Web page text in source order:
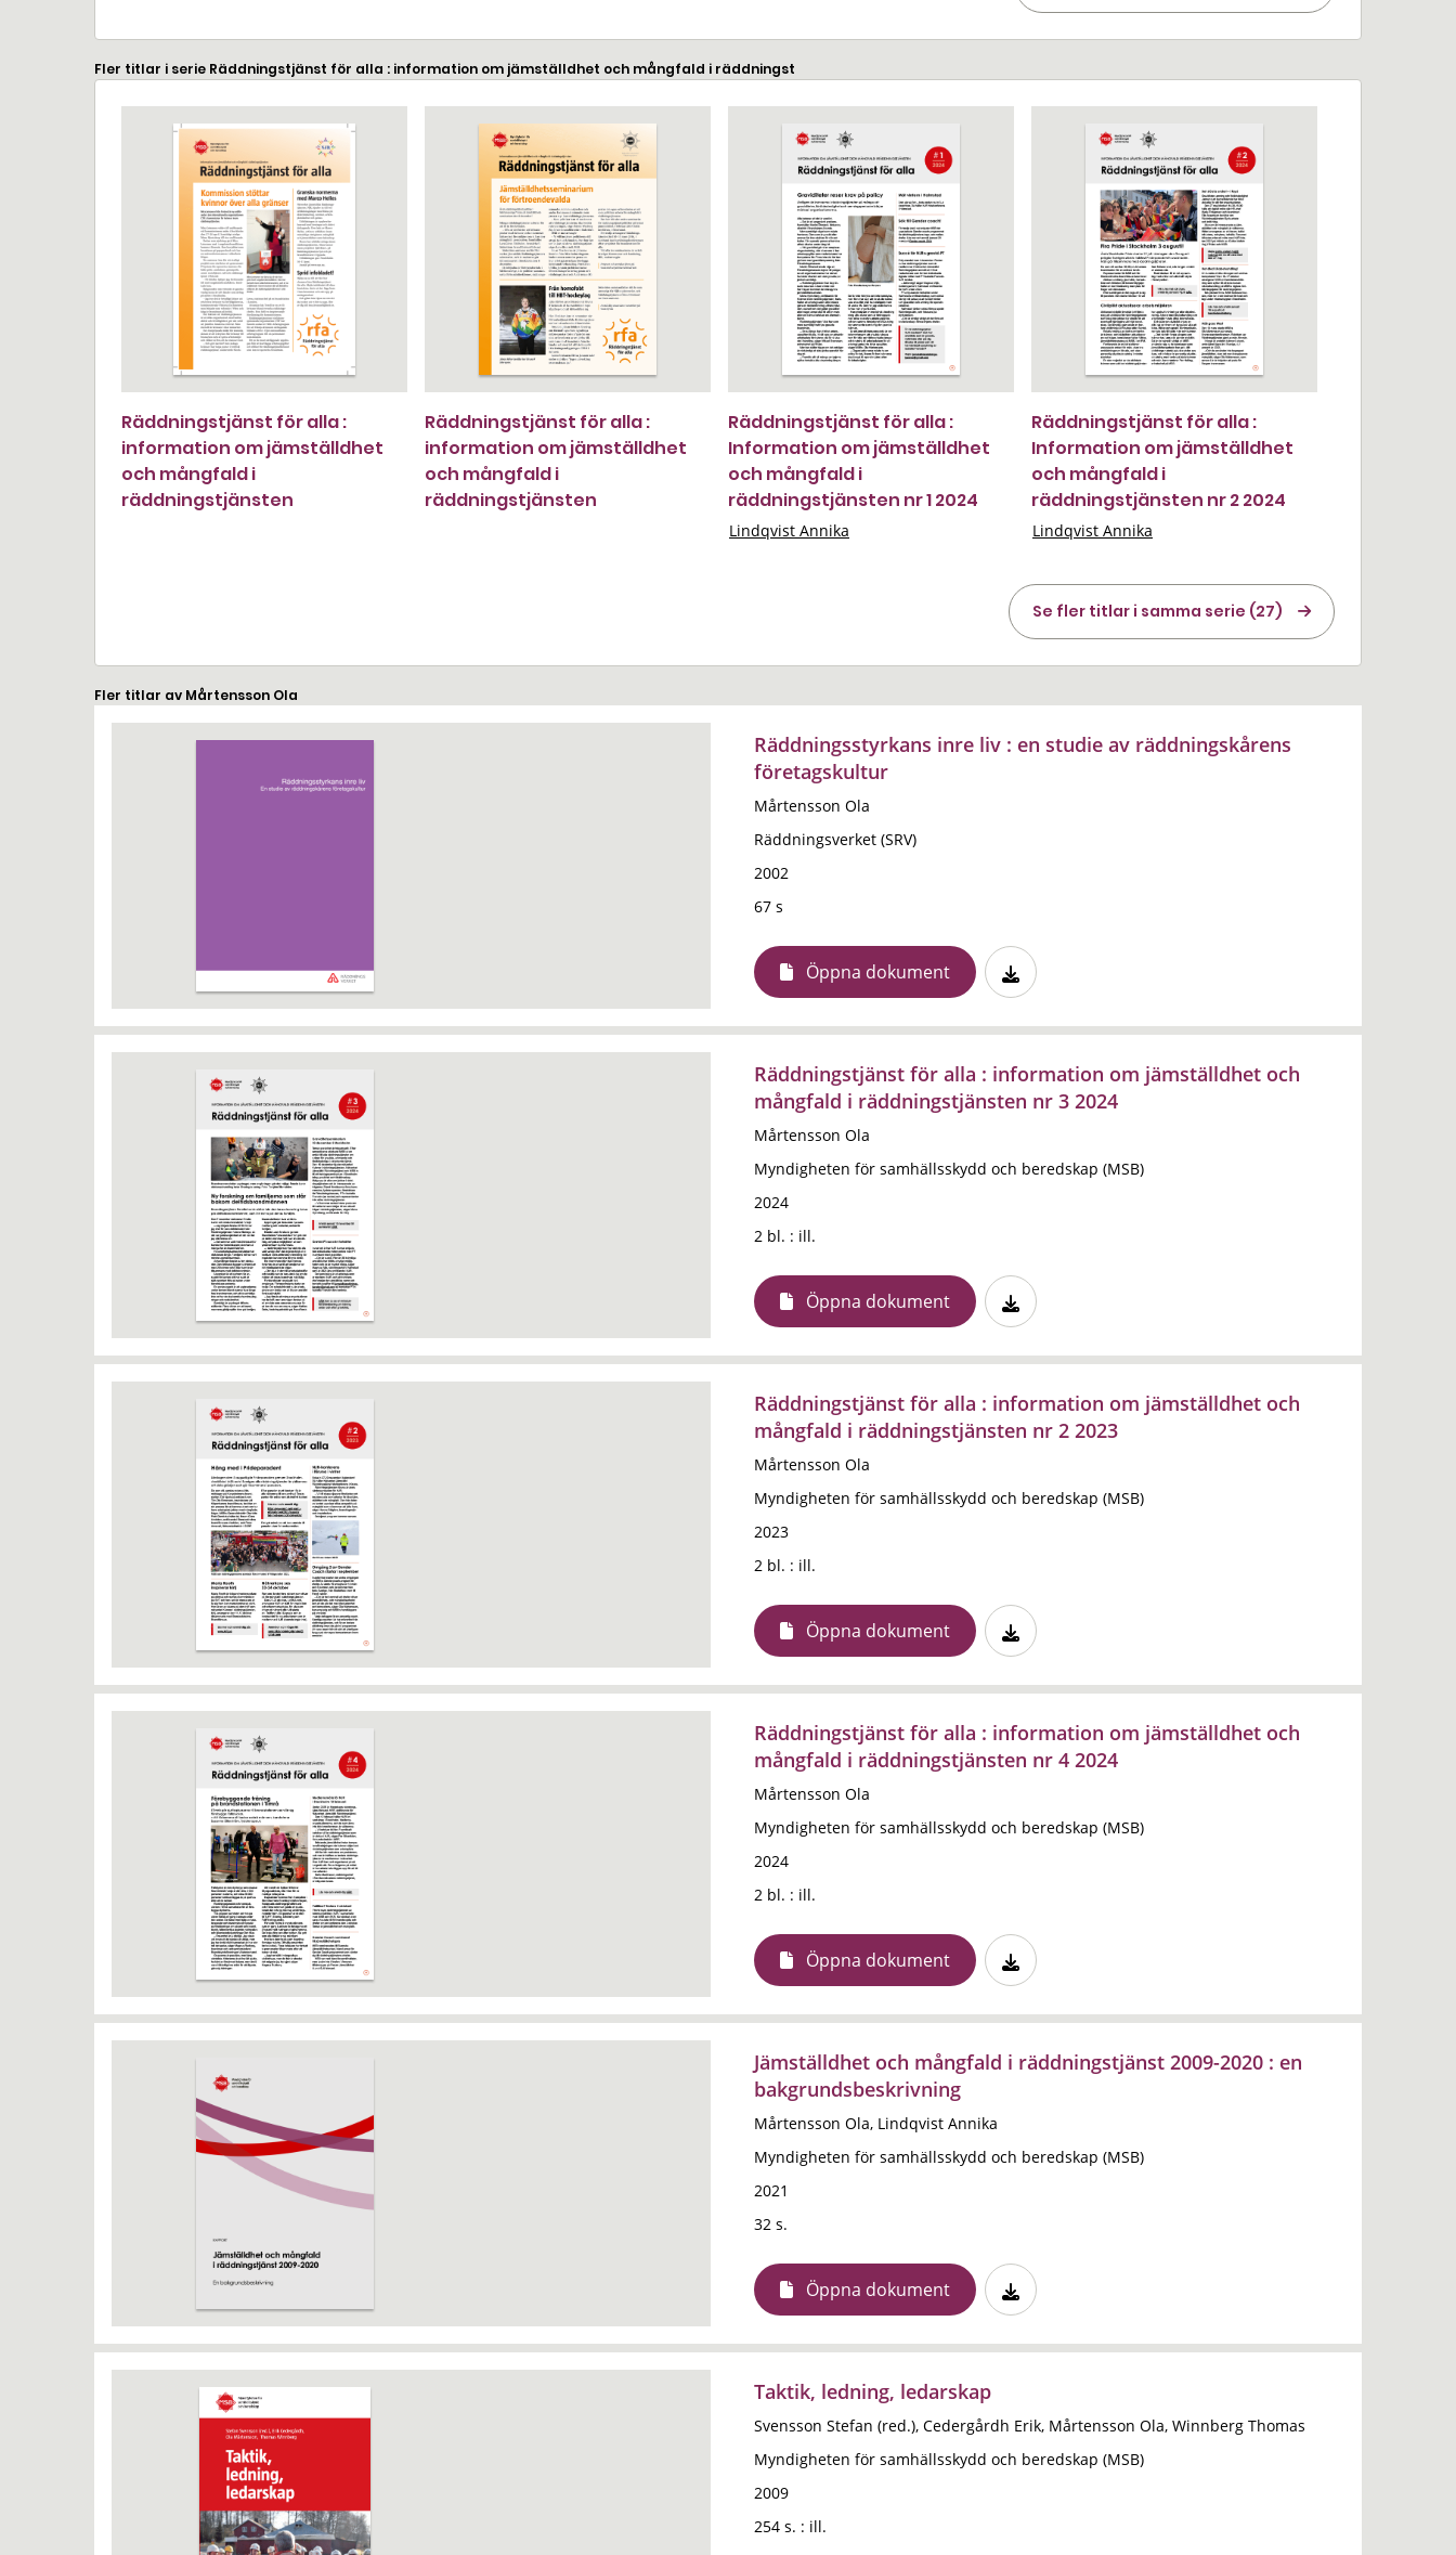
Fler titlar i serie Räddningstjänst för alla : information om jämställdhet och mångfald i räddningst
Räddningstjänst för alla :
information om jämställdhet
och mångfald i
räddningstjänsten
Räddningstjänst för alla :
information om jämställdhet
och mångfald i
räddningstjänsten
Räddningstjänst för alla :
Information om jämställdhet
och mångfald i
räddningstjänsten nr 1 2024
Lindqvist Annika
Räddningstjänst för alla :
Information om jämställdhet
och mångfald i
räddningstjänsten nr 2 2024
Lindqvist Annika
Se fler titlar i samma serie (27)
Fler titlar av Mårtensson Ola
Räddningsstyrkans inre liv : en studie av räddningskårens
företagskultur
Mårtensson Ola
Räddningsverket (SRV)
2002
67 s
Öppna dokument
Räddningstjänst för alla : information om jämställdhet och
mångfald i räddningstjänsten nr 3 2024
Mårtensson Ola
Myndigheten för samhällsskydd och beredskap (MSB)
2024
2 bl. : ill.
Öppna dokument
Räddningstjänst för alla : information om jämställdhet och
mångfald i räddningstjänsten nr 2 2023
Mårtensson Ola
Myndigheten för samhällsskydd och beredskap (MSB)
2023
2 bl. : ill.
Öppna dokument
Räddningstjänst för alla : information om jämställdhet och
mångfald i räddningstjänsten nr 4 2024
Mårtensson Ola
Myndigheten för samhällsskydd och beredskap (MSB)
2024
2 bl. : ill.
Öppna dokument
Jämställdhet och mångfald i räddningstjänst 2009-2020 : en
bakgrundsbeskrivning
Mårtensson Ola, Lindqvist Annika
Myndigheten för samhällsskydd och beredskap (MSB)
2021
32 s.
Öppna dokument
Taktik, ledning, ledarskap
Svensson Stefan (red.), Cedergårdh Erik, Mårtensson Ola, Winnberg Thomas
Myndigheten för samhällsskydd och beredskap (MSB)
2009
254 s. : ill.